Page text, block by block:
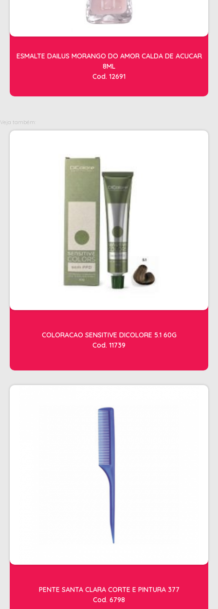
OLEOS
ALCOOL
DETERGENTE ENZIMÁTICO
LUVAS + MASCARAS
PROTETORES SOLAR + DESODORANTE
REMOVEDOR DE TINTURA
TOALHA
MANICURE
ACESSORIOS
ALICATES
AMOLECEDOR DE CUTICULAS
CREMES
LUVAS E SAPATILHAS C/CREME
BARBEARIA
CABELELEIRO
ESTETICA
LAVATORIOS + ACESSORIOS
MACAS
ESMALTE DAILUS MORANGO DO AMOR CALDA DE ACUCAR
8ML
Cod. 12691
Veja também:
COLORACAO SENSITIVE DICOLORE 5.1 60G
Cod. 11739
PENTE SANTA CLARA CORTE E PINTURA 377
Cod. 6798